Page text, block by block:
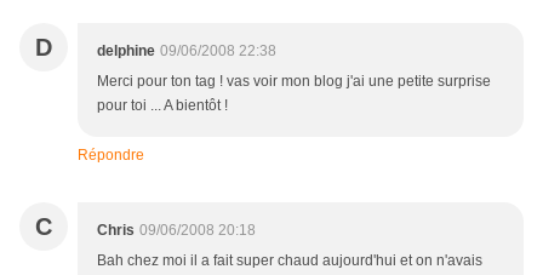
D delphine 09/06/2008 22:38
Merci pour ton tag ! vas voir mon blog j'ai une petite surprise
pour toi ... A bientôt !
Répondre
C Chris 09/06/2008 20:18
Bah chez moi il a fait super chaud aujourd'hui et on n'avais